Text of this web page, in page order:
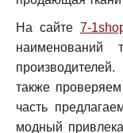
На сайте 7-
наименований
также
часть
модный